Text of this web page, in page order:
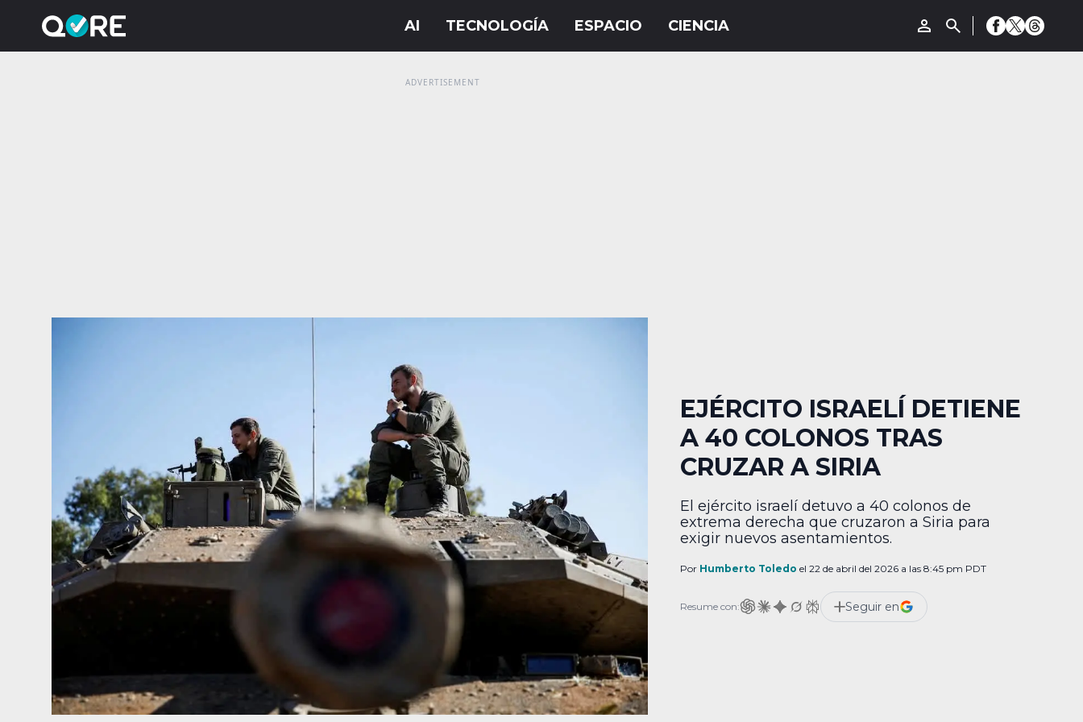
EJÉRCITO ISRAELÍ DETIENE
A 40 COLONOS TRAS
CRUZAR A SIRIA
El ejército israelí detuvo a 40 colonos de
extrema derecha que cruzaron a Siria para
exigir nuevos asentamientos.
Por Humberto Toledo el 22 de abril del 2026 a las 8:45 pm PDT
Resume con: Seguir en